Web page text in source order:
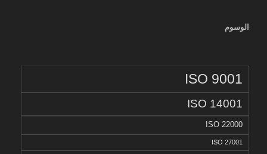
الوسوم
ISO 9001
ISO 14001
ISO 22000
ISO 27001